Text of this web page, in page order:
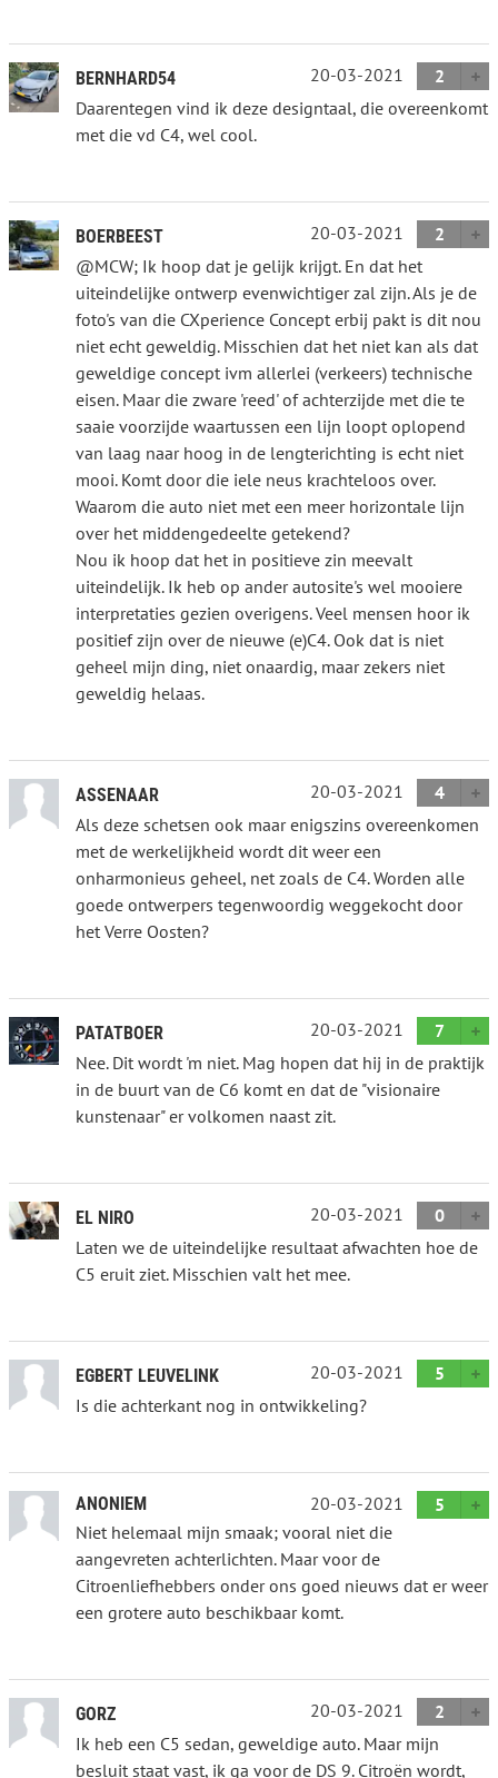
BERNHARD54 20-03-2021
2
Daarentegen vind ik deze designtaal, die overeenkomt
met die vd C4, wel cool.
BOERBEEST 20-03-2021
2
@MCW; Ik hoop dat je gelijk krijgt. En dat het
uiteindelijke ontwerp evenwichtiger zal zijn. Als je de
foto's van die CXperience Concept erbij pakt is dit nou
niet echt geweldig. Misschien dat het niet kan als dat
geweldige concept ivm allerlei (verkeers) technische
eisen. Maar die zware 'reed' of achterzijde met die te
saaie voorzijde waartussen een lijn loopt oplopend
van laag naar hoog in de lengterichting is echt niet
mooi. Komt door die iele neus krachteloos over.
Waarom die auto niet met een meer horizontale lijn
over het middengedeelte getekend?
Nou ik hoop dat het in positieve zin meevalt
uiteindelijk. Ik heb op ander autosite's wel mooiere
interpretaties gezien overigens. Veel mensen hoor ik
positief zijn over de nieuwe (e)C4. Ook dat is niet
geheel mijn ding, niet onaardig, maar zekers niet
geweldig helaas.
ASSENAAR 20-03-2021
4
Als deze schetsen ook maar enigszins overeenkomen
met de werkelijkheid wordt dit weer een
onharmonieus geheel, net zoals de C4. Worden alle
goede ontwerpers tegenwoordig weggekocht door
het Verre Oosten?
PATATBOER 20-03-2021
7
Nee. Dit wordt 'm niet. Mag hopen dat hij in de praktijk
in de buurt van de C6 komt en dat de "visionaire
kunstenaar" er volkomen naast zit.
EL NIRO 20-03-2021
0
Laten we de uiteindelijke resultaat afwachten hoe de
C5 eruit ziet. Misschien valt het mee.
EGBERT LEUVELINK 20-03-2021
5
Is die achterkant nog in ontwikkeling?
ANONIEM 20-03-2021
5
Niet helemaal mijn smaak; vooral niet die
aangevreten achterlichten. Maar voor de
Citroenliefhebbers onder ons goed nieuws dat er weer
een grotere auto beschikbaar komt.
GORZ 20-03-2021
2
Ik heb een C5 sedan, geweldige auto. Maar mijn
besluit staat vast, ik ga voor de DS 9. Citroën wordt,